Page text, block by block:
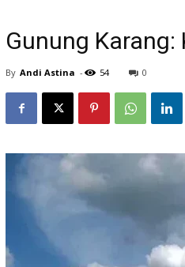
Gunung
By Andi Astina - 54 0